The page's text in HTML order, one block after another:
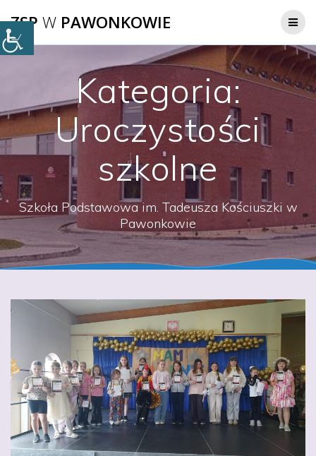
do
ZSP W PAWONKOWIE
Kategoria:
Uroczystości
szkolne
Szkoła Podstawowa im. Tadeusza Kościuszki w
Pawonkowie